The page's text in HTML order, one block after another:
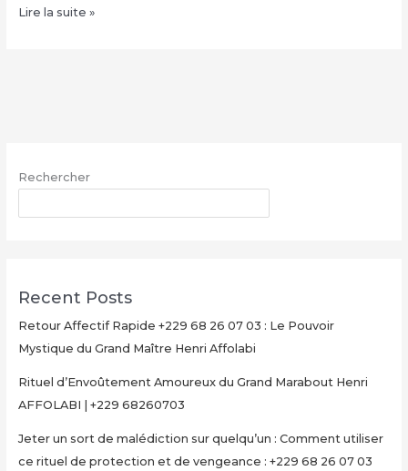
Rituel
|
68260703
Lire la suite »
Rechercher
Recent Posts
Retour Affectif Rapide +229 68 26 07 03 : Le Pouvoir
Mystique du Grand Maître Henri Affolabi
Rituel d’Envoûtement Amoureux du Grand Marabout Henri
AFFOLABI | +229 68260703
Jeter un sort de malédiction sur quelqu’un : Comment utiliser
ce rituel de protection et de vengeance : +229 68 26 07 03